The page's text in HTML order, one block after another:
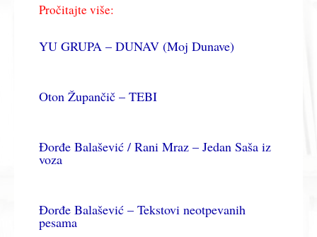
Pročitajte više:
YU GRUPA – DUNAV (Moj Dunave)
Oton Župančič – TEBI
Đorđe Balašević / Rani Mraz – Jedan Saša iz
voza
Đorđe Balašević – Tekstovi neotpevanih
pesama